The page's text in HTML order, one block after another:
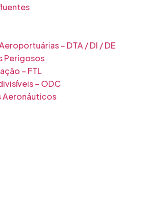
– DTA / DI / DE
Perigosos
– FTL
– ODC
Aeronáuticos